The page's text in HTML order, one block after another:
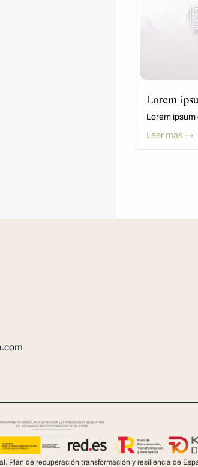
Lorem
Lorem ipsum
Leer más →
Plan de recuperación transformación y resiliencia de